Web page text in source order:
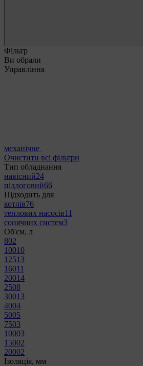
Фільтр
Ви обрали
Управління
механічне
Очистити всі фільтри
Тип обладнання
навісний24
підлоговий66
Підходить для
котлів76
теплових насосів11
сонячних систем3
Об'єм, л
802
10010
12513
16011
20014
2508
30013
4004
5005
7503
10003
15002
20002
Ізоляція, мм